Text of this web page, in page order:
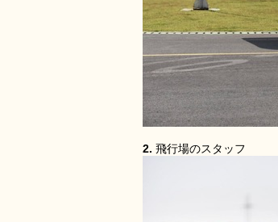
2. 飛行場のスタッフ